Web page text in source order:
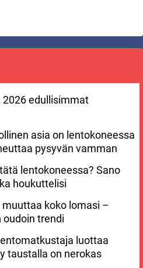
2026 edullisimmat
asia on lentokoneessa
pysyvän vamman
lentokoneessa? Sano
houkuttelisi
koko lomasi –
trendi
luottaa
taustalla on nerokas